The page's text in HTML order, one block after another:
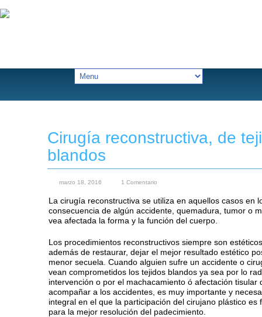
Cirugía reconstructiva, de
blandos
marzo 18, 2016 1 Comentario
La cirugía reconstructiva se utiliza en aquellos casos en
consecuencia de algún accidente, quemadura, tumor o
vea afectada la forma y la función del cuerpo.
Los procedimientos reconstructivos siempre son
además de restaurar, dejar el mejor resultado estético
menor secuela. Cuando alguien sufre un accidente o
vean comprometidos los tejidos blandos ya sea por lo
intervención o por el machacamiento ó afectación tisular
acompañar a los accidentes, es muy importante y
integral en el que la participación del cirujano plástico es
para la mejor resolución del padecimiento.